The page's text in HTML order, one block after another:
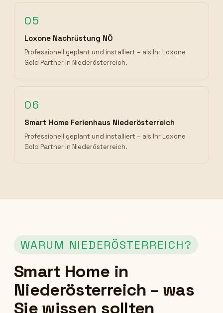
05
Loxone Nachrüstung NÖ
Professionell geplant und installiert – als Ihr Loxone
Gold Partner in Niederösterreich.
06
Smart Home Ferienhaus Niederösterreich
Professionell geplant und installiert – als Ihr Loxone
Gold Partner in Niederösterreich.
WARUM NIEDERÖSTERREICH?
Smart Home in
Niederösterreich – was
Sie wissen sollten